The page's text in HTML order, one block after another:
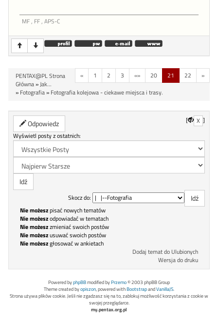
MF , FF , APS-C
« 1 2 3 «» 20 21 22 »
PENTAX@PL Strona
Główna»Jak...
» Fotografia» Fotografia kolejowa - ciekawe miejsca i trasy.
Odpowiedz [ X ]
Wyświetl posty z ostatnich:
Skocz do:
Nie możeszpisać nowych tematów
Nie możeszodpowiadać w tematach
Nie możeszzmieniać swoich postów
Nie możeszusuwać swoich postów
Nie możeszgłosować w ankietach
Dodaj temat do Ulubionych
Wersja do druku
Powered byphpBBmodified byPrzemo© 2003 phpBB Group
Theme created byopiszon, powered withBootstrapandVanillaJS.
Strona używa plików cookie. Jeśli nie zgadzasz się na to, zablokuj możliwość korzystania z cookie w
swojej przeglądarce.
my.pentax.org.pl